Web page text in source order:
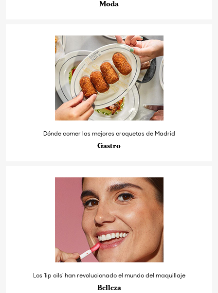
Moda
Dónde comer las mejores croquetas de Madrid
Gastro
Los ‘lip oils’ han revolucionado el mundo del maquillaje
Belleza